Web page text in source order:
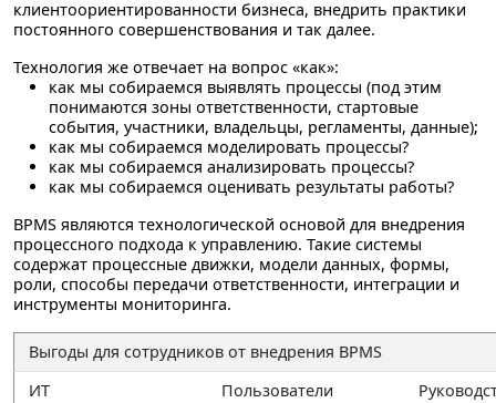
клиентоориентированности бизнеса, внедрить практики
постоянного совершенствования и так далее.
Технология же отвечает на вопрос «как»:
как мы собираемся выявлять процессы (под этим
понимаются зоны ответственности, стартовые
события, участники, владельцы, регламенты, данные);
как мы собираемся моделировать процессы?
как мы собираемся анализировать процессы?
как мы собираемся оценивать результаты работы?
BPMS являются технологической основой для внедрения
процессного подхода к управлению. Такие системы
содержат процессные движки, модели данных, формы,
роли, способы передачи ответственности, интеграции и
инструменты мониторинга.
Выгоды для сотрудников от внедрения BPMS
ИТ
Пользователи